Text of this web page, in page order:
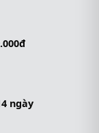
ngày